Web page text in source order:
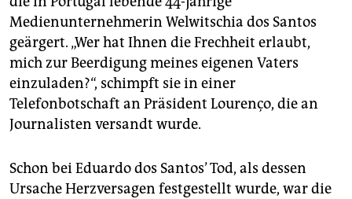
Medienunternehmerin Welwitschia dos Santos
geärgert. „Wer hat Ihnen die Frechheit erlaubt,
mich zur Beerdigung meines eigenen Vaters
einzuladen?“, schimpft sie in einer
Telefonbotschaft an Präsident Lourenço, die an
Journalisten versandt wurde.
Schon bei Eduardo dos Santos’ Tod, als dessen
Ursache Herzversagen festgestellt wurde, war die